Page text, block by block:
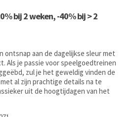
bij 2 weken, -40% bij > 2
ontsnap aan de dagelijkse sleur met
Als je passie voor speelgoedtreinen
zul je het geweldig vinden de
al zijn prachtige details na te
uit de hoogtijdagen van het